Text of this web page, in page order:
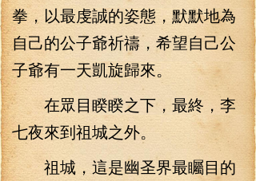
拳，以最虔誠的姿態，默默地為
自己的公子爺祈禱，希望自己公
子爺有一天凱旋歸來。
在眾目睽睽之下，最終，李
七夜來到祖城之外。
祖城，這是幽圣界最矚目的